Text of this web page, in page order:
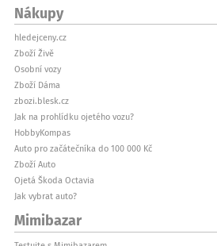
Nákupy
hledejceny.cz
Zboží Živě
Osobní vozy
Zboží Dáma
zbozi.blesk.cz
Jak na prohlídku ojetého vozu?
HobbyKompas
Auto pro začátečníka do 100 000 Kč
Zboží Auto
Ojetá Škoda Octavia
Jak vybrat auto?
Mimibazar